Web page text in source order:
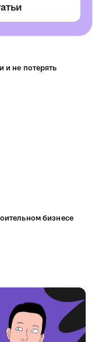
и не потерять
бизнесе